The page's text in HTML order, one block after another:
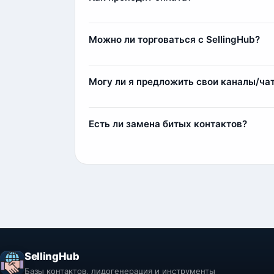
Комиссия составляет 11%, например, при
Можно ли торговаться с SellingHub?
Самым любимым клиентам мы можем
Могу ли я предложить свои каналы/
1) Мы парсим и выкладываем контакты у
Есть ли замена битых контактов?
SellingHub
Базы контактов, лидогенерация и инструменты